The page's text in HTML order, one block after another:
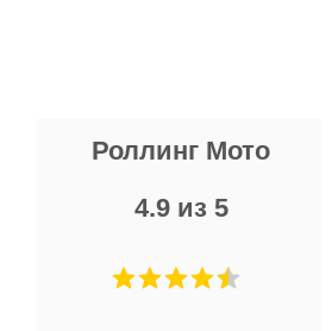
Роллинг Мото
4.9 из 5
Не понравились условия
и дают только на год)